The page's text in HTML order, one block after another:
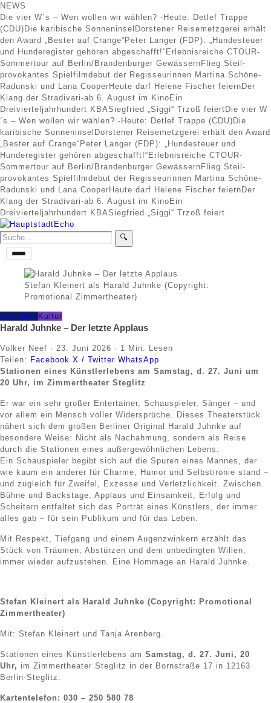
NEWS
Die vier W´s – Wen wollen wir wählen? -Heute: Detlef Trappe
(CDU) Die karibische Sonneninsel Dorstener Reisemetzgerei erhält
den Award „Bester auf Crange“ Peter Langer (FDP): „Hundesteuer
und Hunderegister gehören abgeschafft!“ Erlebnisreiche CTOUR-
Sommertour auf Berlin/Brandenburger Gewässern Flieg Steil-
provokantes Spielfilmdebut der Regisseurinnen Martina Schöne-
Radunski und Lana Cooper Heute darf Helene Fischer feiern Der
Klang der Stradivari-ab 6. August im Kino Ein
Dreivierteljahrhundert KBASiegfried „Siggi“ Trzoß feiert Die vier W
´s – Wen wollen wir wählen? -Heute: Detlef Trappe (CDU) Die
karibische Sonneninsel Dorstener Reisemetzgerei erhält den Award
„Bester auf Crange“ Peter Langer (FDP): „Hundesteuer und
Hunderegister gehören abgeschafft!“ Erlebnisreiche CTOUR-
Sommertour auf Berlin/Brandenburger Gewässern Flieg Steil-
provokantes Spielfilmdebut der Regisseurinnen Martina Schöne-
Radunski und Lana Cooper Heute darf Helene Fischer feiern Der
Klang der Stradivari-ab 6. August im Kino Ein
Dreivierteljahrhundert KBASiegfried „Siggi“ Trzoß feiert
🔍
Stefan Kleinert als Harald Juhnke (Copyright:
Promotional Zimmertheater)
Aktuelles Kultur
Harald Juhnke – Der letzte Applaus
Volker Neef · 23. Juni 2026 · 1 Min. Lesen
Teilen: Facebook X / Twitter WhatsApp
Stationen eines Künstlerlebens am Samstag, d. 27. Juni um
20 Uhr, im Zimmertheater Steglitz
Er war ein sehr großer Entertainer, Schauspieler, Sänger – und
vor allem ein Mensch voller Widersprüche. Dieses Theaterstück
nähert sich dem großen Berliner Original Harald Juhnke auf
besondere Weise: Nicht als Nachahmung, sondern als Reise
durch die Stationen eines außergewöhnlichen Lebens.
Ein Schauspieler begibt sich auf die Spuren eines Mannes, der
wie kaum ein anderer für Charme, Humor und Selbstironie stand –
und zugleich für Zweifel, Exzesse und Verletzlichkeit. Zwischen
Bühne und Backstage, Applaus und Einsamkeit, Erfolg und
Scheitern entfaltet sich das Porträt eines Künstlers, der immer
alles gab – für sein Publikum und für das Leben.
Mit Respekt, Tiefgang und einem Augenzwinkern erzählt das
Stück von Träumen, Abstürzen und dem unbedingten Willen,
immer wieder aufzustehen. Eine Hommage an Harald Juhnke.
Stefan Kleinert als Harald Juhnke (Copyright: Promotional
Zimmertheater)
Mit: Stefan Kleinert und Tanja Arenberg.
Stationen eines Künstlerlebens am Samstag, d. 27. Juni, 20
Uhr, im Zimmertheater Steglitz in der Bornstraße 17 in 12163
Berlin-Steglitz.
Kartentelefon: 030 – 250 580 78